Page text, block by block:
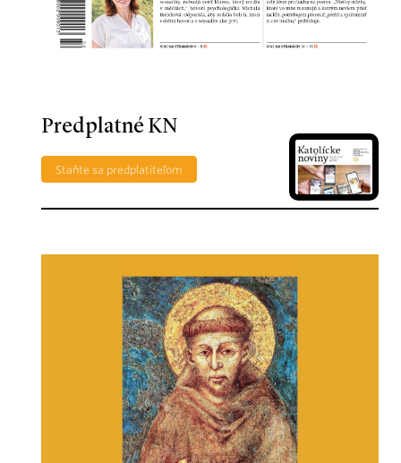
Predplatné KN
Staňte sa predplatiteľom